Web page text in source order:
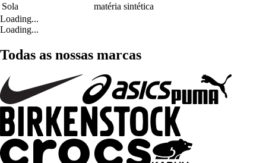
Sola
matéria sintética
Loading...
Loading...
Todas as nossas marcas